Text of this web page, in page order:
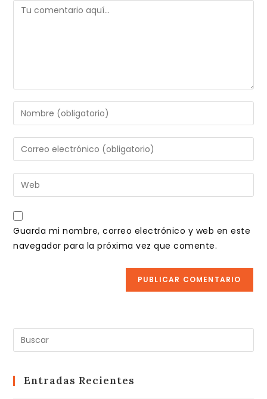
Comentario
Introduce
tu
nombre
de
usuario
para
comentar
Introduce
tu
dirección
de
electrónico
para
comentar
Introduce
la
URL
de
Guarda mi nombre, correo electrónico y web en este
navegador para la próxima vez que comente.
Entradas Recientes